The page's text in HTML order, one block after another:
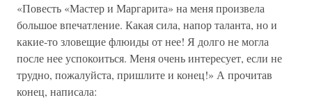
«Повесть «Мастер и Маргарита» на меня произвела
большое впечатление. Какая сила, напор таланта, но и
какие-то зловещие флюиды от нее! Я долго не могла
после нее успокоиться. Меня очень интересует, если не
трудно, пожалуйста, пришлите и конец!» А прочитав
конец, написала: